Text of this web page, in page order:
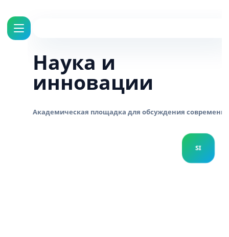
Наука и
инновации